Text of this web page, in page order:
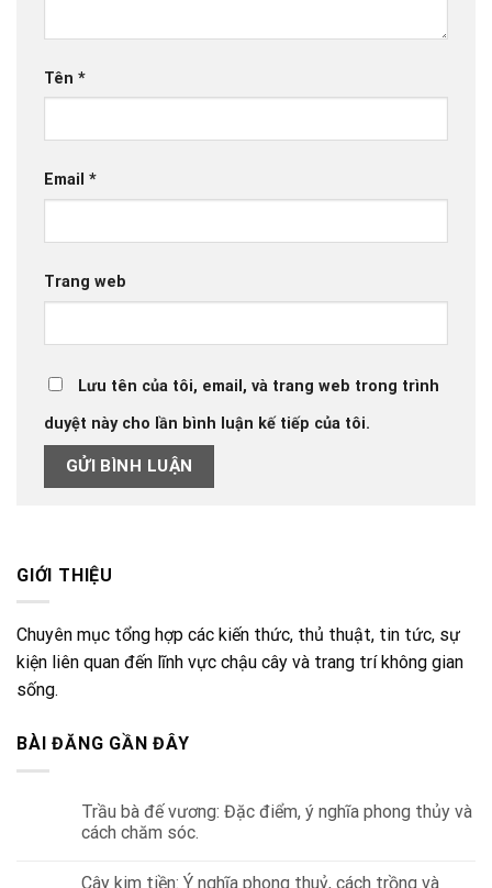
Tên *
Email *
Trang web
Lưu tên của tôi, email, và trang web trong trình
duyệt này cho lần bình luận kế tiếp của tôi.
GIỚI THIỆU
Chuyên mục tổng hợp các kiến thức, thủ thuật, tin tức, sự
kiện liên quan đến lĩnh vực chậu cây và trang trí không gian
sống.
BÀI ĐĂNG GẦN ĐÂY
Trầu bà đế vương: Đặc điểm, ý nghĩa phong thủy và
cách chăm sóc.
Cây kim tiền: Ý nghĩa phong thuỷ, cách trồng và